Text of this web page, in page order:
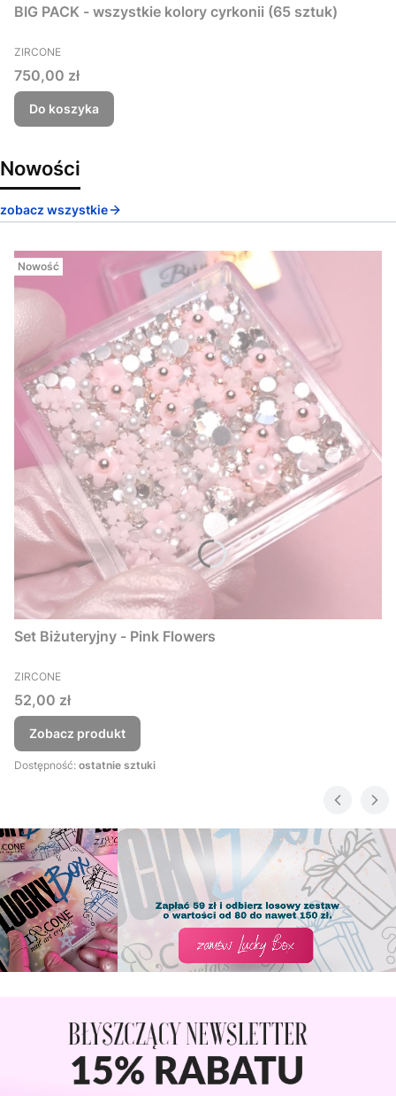
BIG PACK - wszystkie kolory cyrkonii (65 sztuk)
PRODUCENT
ZIRCONE
Cena
750,00 zł
Do koszyka
Nowości
zobacz wszystkie
Nowość
Set Biżuteryjny - Pink Flowers
PRODUCENT
ZIRCONE
Cena
52,00 zł
Zobacz produkt
Dostępność: ostatnie sztuki